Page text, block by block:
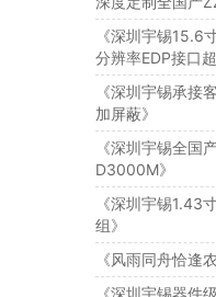
《深圳宇锡
分辨率EDP接口
《深圳宇锡承接
加屏蔽》
《深圳宇锡全国
D3000M》
《深圳宇锡1.43
组》
《风雨同舟恰逢
《深圳宇锡器件